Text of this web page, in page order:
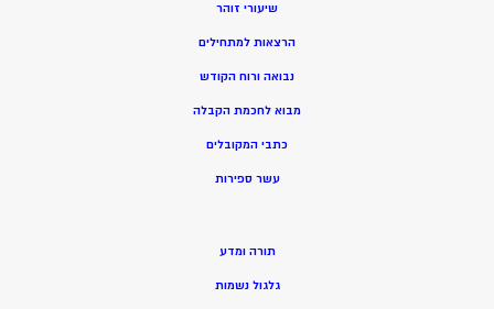
שיעורי זוהר
הרצאות למתחילים
נבואה ורוח הקודש
מבוא לחכמת הקבלה
כתבי המקובלים
עשר ספירות
תורה ומדע
גלגול נשמות